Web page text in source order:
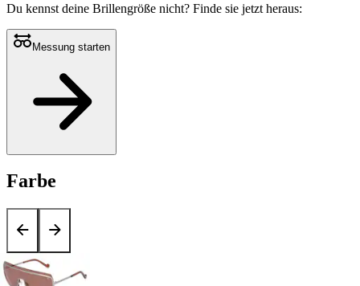
Du kennst deine Brillengröße nicht? Finde sie jetzt heraus:
Messung starten
Farbe